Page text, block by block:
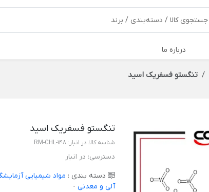
درباره ما
تنگستو فسفريک اسید
تنگستو فسفريک اسید
شناسه کالا در انبار: RM-CHL-148
دسترسی: در انبار
دسته بندی : مواد شیمیایی
آلی و معدنی -